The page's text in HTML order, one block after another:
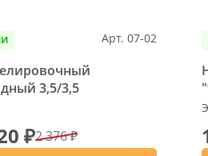
Арт. 07-02
3,5/3,5
₽2 376 ₽